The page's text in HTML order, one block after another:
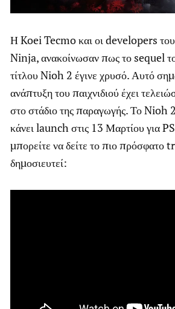
Η Koei Tecmo και οι developers
Ninja, ανακοίνωσαν πως το sequel
τίτλου Nioh 2 έγινε χρυσό. Αυτό
ανάπτυξη του παιχνιδιού έχει
στο στάδιο της παραγωγής. Το Nioh
κάνει launch στις 13 Μαρτίου για
μπορείτε να δείτε το πιο πρόσφατο
δημοσιευτεί: